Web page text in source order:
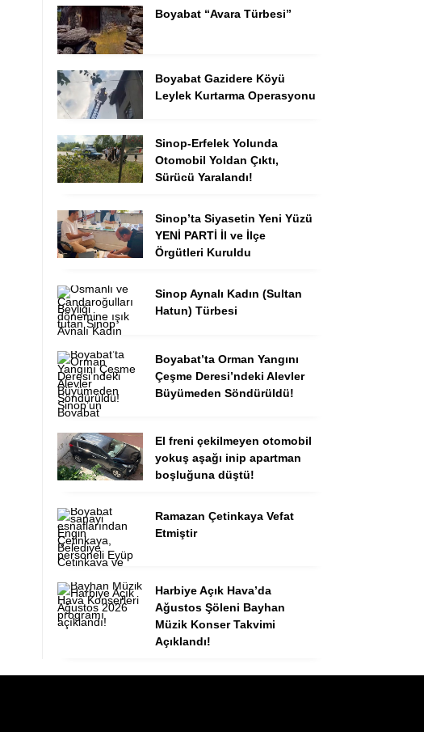
Boyabat “Avara Türbesi”
Boyabat Gazidere Köyü
Leylek Kurtarma Operasyonu
Sinop-Erfelek Yolunda
Otomobil Yoldan Çıktı,
Sürücü Yaralandı!
Sinop’ta Siyasetin Yeni Yüzü
YENİ PARTİ İl ve İlçe
Örgütleri Kuruldu
Sinop Aynalı Kadın (Sultan
Hatun) Türbesi
Boyabat’ta Orman Yangını
Çeşme Deresi’ndeki Alevler
Büyümeden Söndürüldü!
El freni çekilmeyen otomobil
yokuş aşağı inip apartman
boşluğuna düştü!
Ramazan Çetinkaya Vefat
Etmiştir
Harbiye Açık Hava’da
Ağustos Şöleni Bayhan
Müzik Konser Takvimi
Açıklandı!